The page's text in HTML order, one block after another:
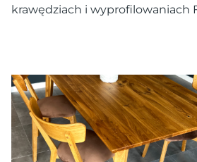
krawędziach i wyprofilowaniach